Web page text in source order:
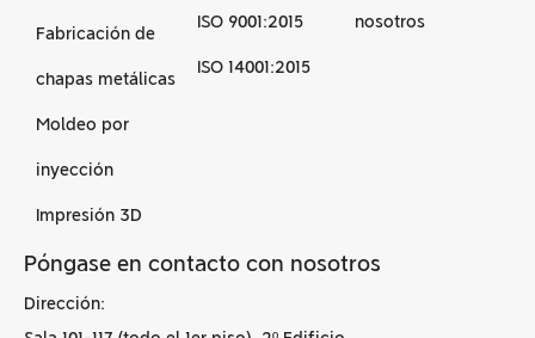
Fabricación de
chapas metálicas
Moldeo por
inyección
Impresión 3D
ISO 9001:2015
ISO 14001:2015
nosotros
Póngase en contacto con nosotros
Dirección: